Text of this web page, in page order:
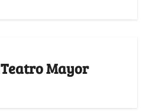
Teatro Mayor